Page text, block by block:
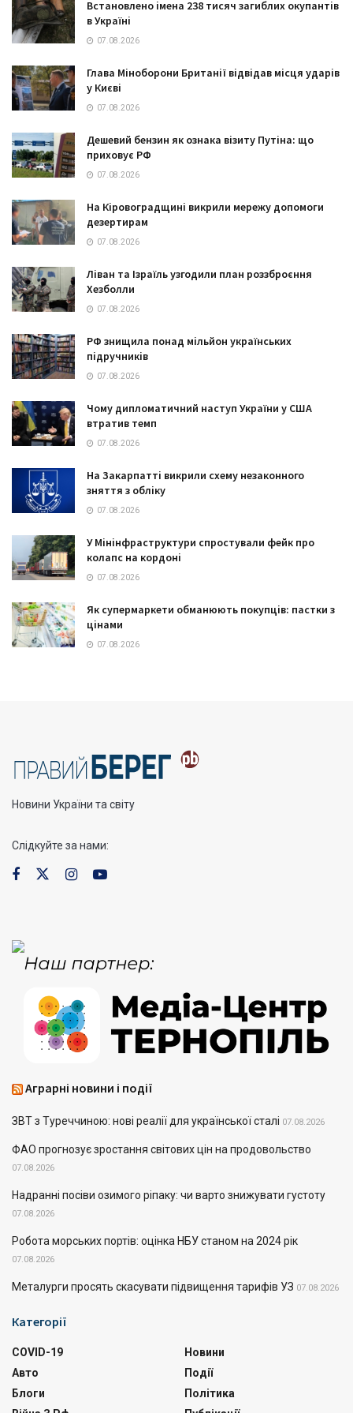
Встановлено імена 238 тисяч загиблих окупантів
в Україні
07.08.2026
Глава Міноборони Британії відвідав місця ударів
у Києві
07.08.2026
Дешевий бензин як ознака візиту Путіна: що
приховує РФ
07.08.2026
На Кіровоградщині викрили мережу допомоги
дезертирам
07.08.2026
Ліван та Ізраїль узгодили план роззброєння
Хезболли
07.08.2026
РФ знищила понад мільйон українських
підручників
07.08.2026
Чому дипломатичний наступ України у США
втратив темп
07.08.2026
На Закарпатті викрили схему незаконного
зняття з обліку
07.08.2026
У Мінінфраструктури спростували фейк про
колапс на кордоні
07.08.2026
Як супермаркети обманюють покупців: пастки з
цінами
07.08.2026
Новини України та світу
Слідкуйте за нами:
Аграрні новини і події
ЗВТ з Туреччиною: нові реалії для української сталі 07.08.2026
ФАО прогнозує зростання світових цін на продовольство
07.08.2026
Надранні посіви озимого ріпаку: чи варто знижувати густоту
07.08.2026
Робота морських портів: оцінка НБУ станом на 2024 рік
07.08.2026
Металурги просять скасувати підвищення тарифів УЗ 07.08.2026
Категорії
COVID-19
Авто
Блоги
Новини
Події
Політика